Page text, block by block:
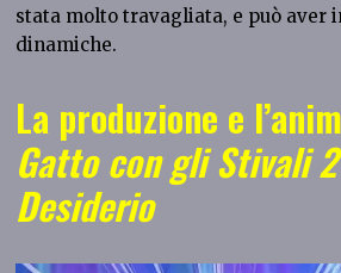
stata molto travagliata, e può aver
dinamiche.
La produzione e
Gatto con gli Stivali
Desiderio